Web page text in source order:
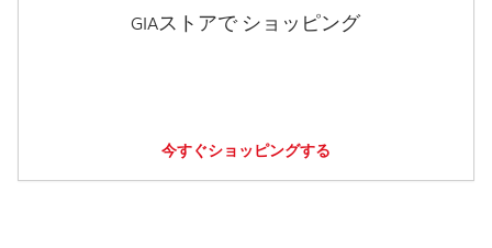
GIAストアで ショッピング
今すぐショッピングする